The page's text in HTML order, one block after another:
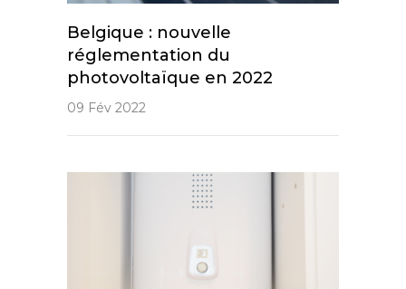
Belgique : nouvelle
réglementation du
photovoltaïque en 2022
09 Fév 2022